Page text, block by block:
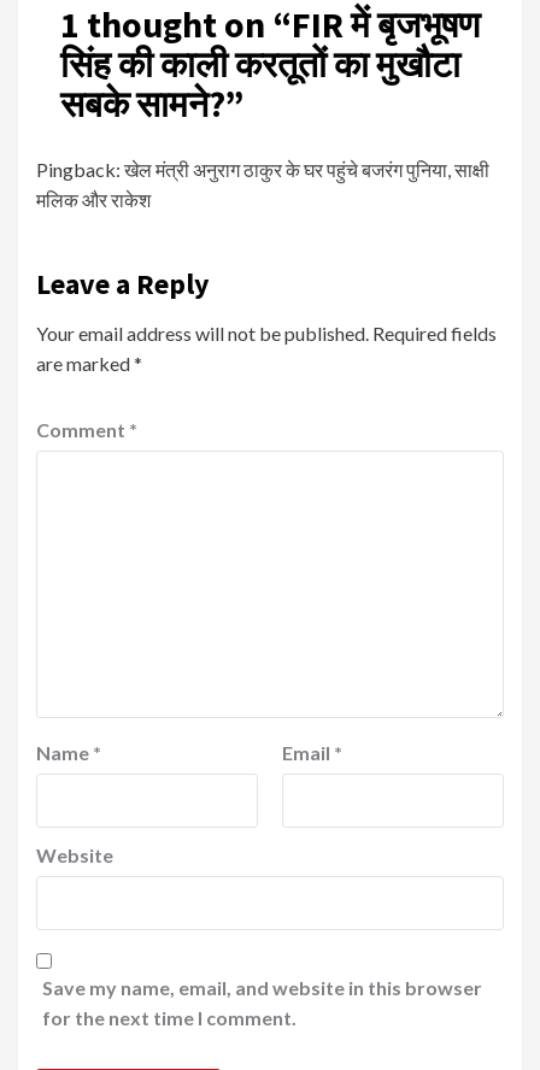
1 thought on “FIR में बृजभूषण
सिंह की काली करतूतों का मुखौटा
सबके सामने?”
Pingback:खेल मंत्री अनुराग ठाकुर के घर पहुंचे बजरंग पुनिया, साक्षी
मलिक और राकेश
Leave a Reply
Your email address will not be published. Required fields
are marked*
Comment *
Name * Email *
Website
Save my name, email, and website in this browser
for the next time I comment.